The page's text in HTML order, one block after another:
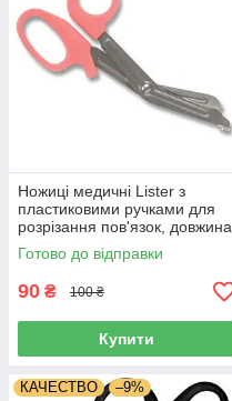
Ножиці медичні Lister з
пластиковими ручками для
розрізання пов'язок, довжина
16,5 см, Польща
Готово до відправки
90 ₴ 100 ₴
Купити
КАЧЕСТВО –9%